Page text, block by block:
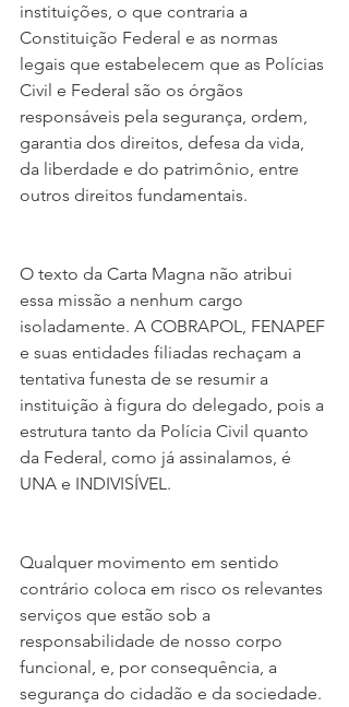
instituições, o que contraria a
Constituição Federal e as normas
legais que estabelecem que as Polícias
Civil e Federal são os órgãos
responsáveis pela segurança, ordem,
garantia dos direitos, defesa da vida,
da liberdade e do patrimônio, entre
outros direitos fundamentais.
O texto da Carta Magna não atribui
essa missão a nenhum cargo
isoladamente. A COBRAPOL, FENAPEF
e suas entidades filiadas rechaçam a
tentativa funesta de se resumir a
instituição à figura do delegado, pois a
estrutura tanto da Polícia Civil quanto
da Federal, como já assinalamos, é
UNA e INDIVISÍVEL.
Qualquer movimento em sentido
contrário coloca em risco os relevantes
serviços que estão sob a
responsabilidade de nosso corpo
funcional, e, por consequência, a
segurança do cidadão e da sociedade.